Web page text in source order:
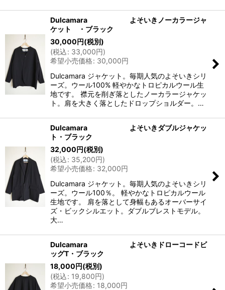
Dulcamara よそいきノーカラージャ
ケット ・ブラック
30,000円(税別)
(税込: 33,000円)
希望小売価格: 30,000円
Dulcamara ジャケット。毎期人気のよそいきシリ
ーズ。ウール100% 軽やかなトロピカルウール生
地です。 襟元を削ぎ落としたノーカラージャケッ
ト。肩を大きく落としたドロップショルダー。…
Dulcamara よそいきダブルジャケッ
ト・ブラック
32,000円(税別)
(税込: 35,200円)
希望小売価格: 32,000円
Dulcamara ジャケット。毎期人気のよそいきシリ
ーズ。ウール100％。 軽やかなトロピカルウール
生地です。 肩を落として身幅もあるオーバーサイ
ズ・ビックシルエット。ダブルブレストモデル。
大…
Dulcamara よそいきドローコードビ
ッグT・ブラック
18,000円(税別)
(税込: 19,800円)
希望小売価格: 18,000円